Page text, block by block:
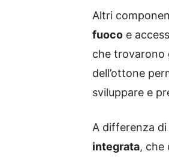
Altri
fuoco e
che trovarono
dell’ottone
sviluppare e
A differenza
integrata, che